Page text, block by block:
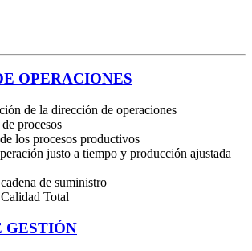
OPERACIONES
de la dirección de operaciones
procesos
los procesos productivos
justo a tiempo y producción ajustada
de suministro
Total
GESTIÓN